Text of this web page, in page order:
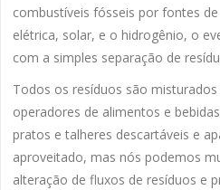
combustíveis fósseis por fontes
elétrica, solar, e o hidrogênio, o
com a simples separação de
Todos os resíduos são
operadores de alimentos e
pratos e talheres descartáveis e
aproveitado, mas nós podemos
alteração de fluxos de resíduos e